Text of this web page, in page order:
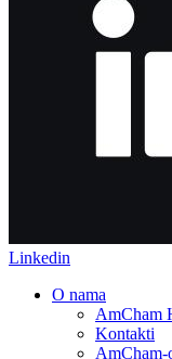
Linkedin
O nama
AmCham
Kontakti
AmCham-